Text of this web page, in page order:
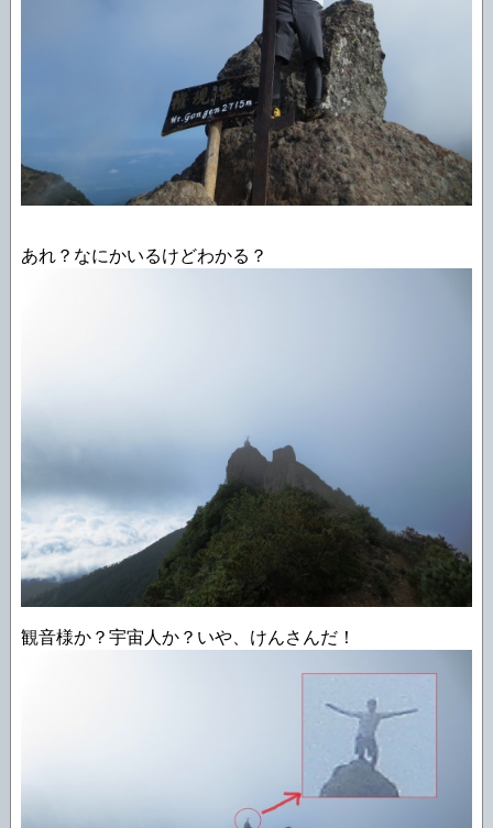
あれ？なにかいるけどわかる？
観音様か？宇宙人か？いや、けんさんだ！